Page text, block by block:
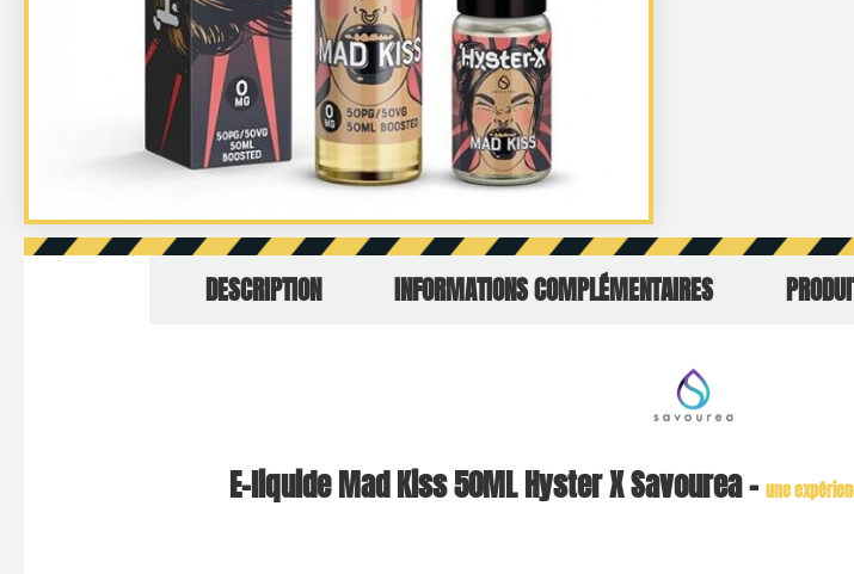
DESCRIPTION INFORMATIONS COMPLÉMENTAIRES
E-liquide Mad Kiss 50ML Hyster X Savourea –une